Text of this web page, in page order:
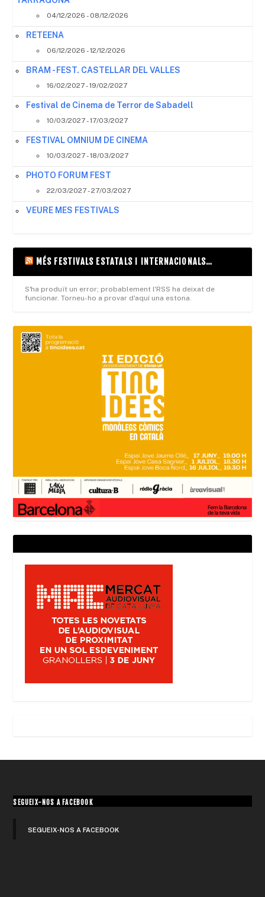
04/12/2026 - 08/12/2026
RETEENA
06/12/2026 - 12/12/2026
BRAM - FEST. CASTELLAR DEL VALLES
16/02/2027 - 19/02/2027
Festival de Cinema de Terror de Sabadell
10/03/2027 - 17/03/2027
FESTIVAL OMNIUM DE CINEMA
10/03/2027 - 18/03/2027
PHOTO FORUM FEST
22/03/2027 - 27/03/2027
VEURE MES FESTIVALS
MÉS FESTIVALS ESTATALS I INTERNACIONALS…
S'ha produït un error; probablement l'RSS ha deixat de
funcionar. Torneu-ho a provar d'aquí una estona.
SEGUEIX-NOS A FACEBOOK
SEGUEIX-NOS A FACEBOOK